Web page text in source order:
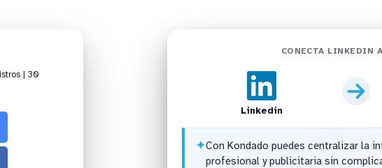
| 30
CONECTA LINKEDIN
Linkedin
✦Con Kondado puedes centralizar la
profesional y publicitaria sin